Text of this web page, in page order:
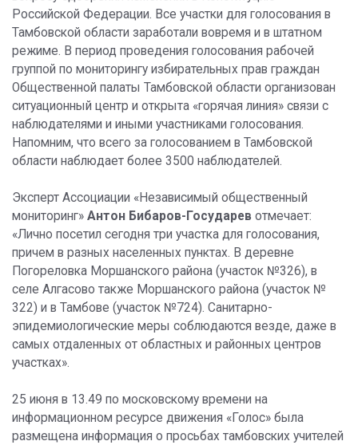
Российской Федерации. Все участки для голосования в
Тамбовской области заработали вовремя и в штатном
режиме. В период проведения голосования рабочей
группой по мониторингу избирательных прав граждан
Общественной палаты Тамбовской области организован
ситуационный центр и открыта «горячая линия» связи с
наблюдателями и иными участниками голосования.
Напомним, что всего за голосованием в Тамбовской
области наблюдает более 3500 наблюдателей.
Эксперт Ассоциации «Независимый общественный
мониторинг» Антон Бибаров-Государев отмечает:
«Лично посетил сегодня три участка для голосования,
причем в разных населенных пунктах. В деревне
Погореловка Моршанского района (участок №326), в
селе Алгасово также Моршанского района (участок №
322) и в Тамбове (участок №724). Санитарно-
эпидемиологические меры соблюдаются везде, даже в
самых отдаленных от областных и районных центров
участках».
25 июня в 13.49 по московскому времени на
информационном ресурсе движения «Голос» была
размещена информация о просьбах тамбовских учителей